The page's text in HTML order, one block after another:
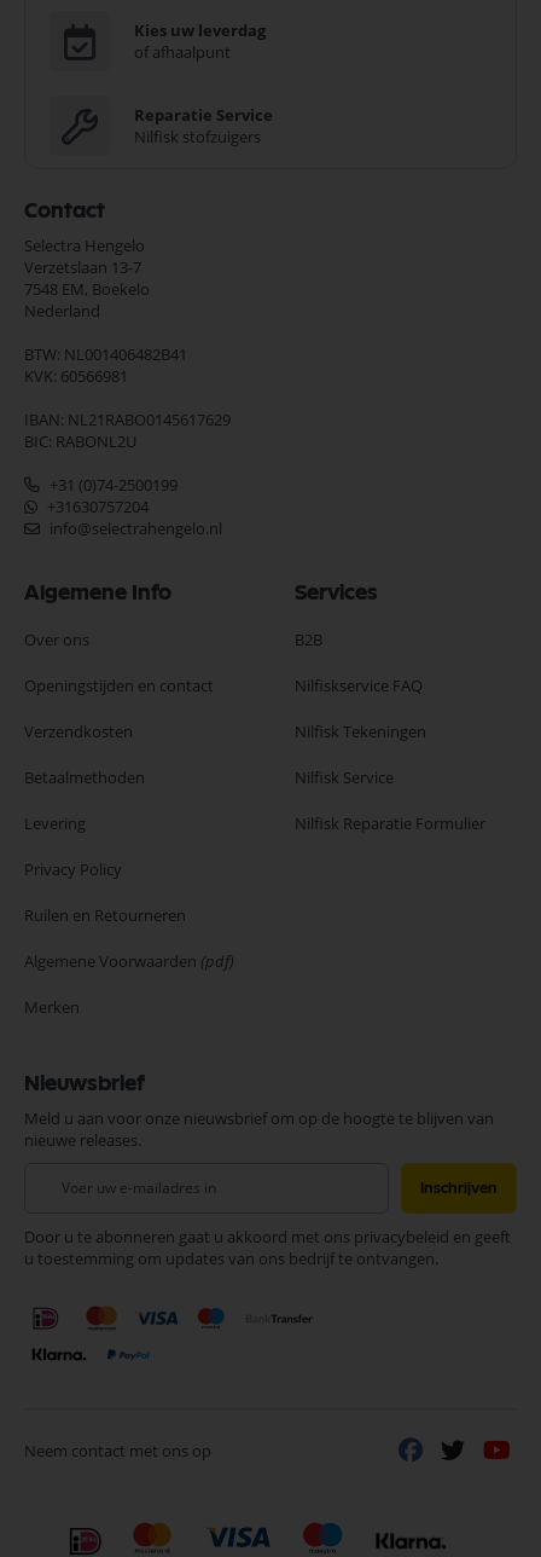
Kies uw leverdag
of afhaalpunt
Reparatie Service
Nilfisk stofzuigers
Contact
Selectra Hengelo
Verzetslaan 13-7
7548 EM, Boekelo
Nederland
BTW: NL001406482B41
KVK: 60566981
IBAN: NL21RABO0145617629
BIC: RABONL2U
+31 (0)74-2500199
+31630757204
info@selectrahengelo.nl
Algemene Info
Over ons
Openingstijden en contact
Verzendkosten
Betaalmethoden
Levering
Privacy Policy
Ruilen en Retourneren
Algemene Voorwaarden (pdf)
Merken
Services
B2B
Nilfiskservice FAQ
Nilfisk Tekeningen
Nilfisk Service
Nilfisk Reparatie Formulier
Nieuwsbrief
Meld u aan voor onze nieuwsbrief om op de hoogte te blijven van
nieuwe releases.
onze
nieuwsbrief
Inschrijven
Door u te abonneren gaat u akkoord met ons privacybeleid en geeft
u toestemming om updates van ons bedrijf te ontvangen.
Neem contact met ons op